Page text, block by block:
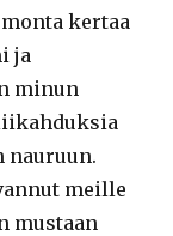
kertaa
ja
minun
nauruun.
meille
mustaan